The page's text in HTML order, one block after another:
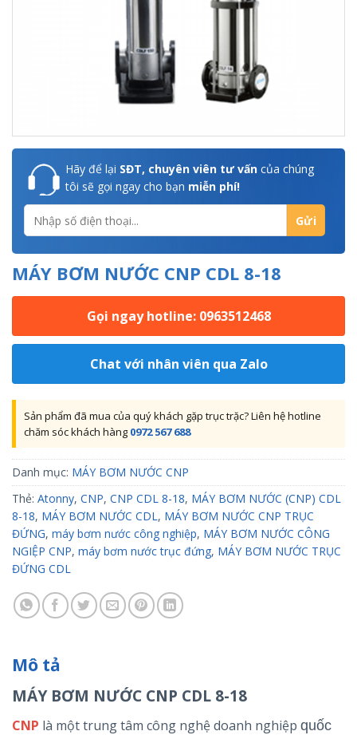
Hãy để lại SĐT, chuyên viên tư vấn của chúng
tôi sẽ gọi ngay cho bạn miễn phí!
MÁY BƠM NƯỚC CNP CDL 8-18
Gọi ngay hotline: 0963512468
Chat với nhân viên qua Zalo
Sản phẩm đã mua của quý khách gặp trục trặc? Liên hệ hotline
chăm sóc khách hàng 0972 567 688
Danh mục: MÁY BƠM NƯỚC CNP
Thẻ: Atonny, CNP, CNP CDL 8-18, MÁY BƠM NƯỚC (CNP) CDL
8-18, MÁY BƠM NƯỚC CDL, MÁY BƠM NƯỚC CNP TRỤC
ĐỨNG, máy bơm nước công nghiệp, MÁY BƠM NƯỚC CÔNG
NGIỆP CNP, máy bơm nước trục đứng, MÁY BƠM NƯỚC TRỤC
ĐỨNG CDL
Mô tả
MÁY BƠM NƯỚC CNP CDL 8-18
CNP là một trung tâm công nghệ doanh nghiệp quốc